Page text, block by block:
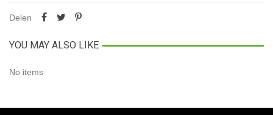
Delen
YOU MAY ALSO LIKE
No items